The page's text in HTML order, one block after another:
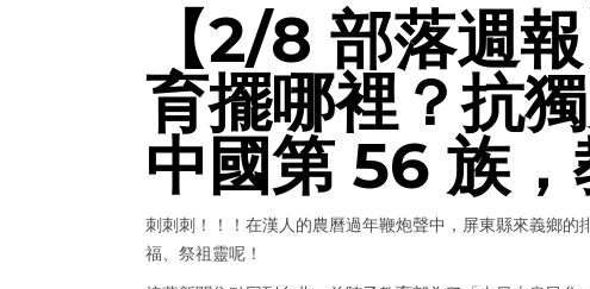
【2/8 部落週
育擺哪裡？抗
中國第 56 族
刺刺刺！！！在漢人的農曆過年鞭炮聲中，屏東縣來義鄉
福、祭祖靈呢！